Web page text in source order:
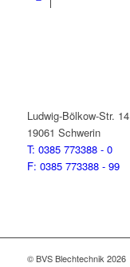
Ludwig-Bölkow-Str. 14
19061 Schwerin
T: 0385 773388 - 0
F: 0385 773388 - 99
© BVS Blechtechnik 2026